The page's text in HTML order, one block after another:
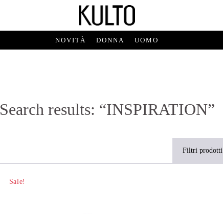
NOVITÀ DONNA UOMO
Search results: “INSPIRATION”
Filtri prodotti
Sale!